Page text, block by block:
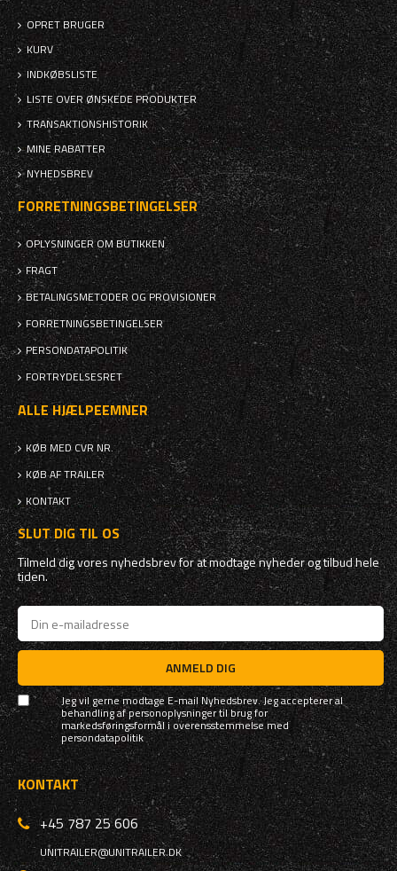
OPRET BRUGER
KURV
INDKØBSLISTE
LISTE OVER ØNSKEDE PRODUKTER
TRANSAKTIONSHISTORIK
MINE RABATTER
NYHEDSBREV
FORRETNINGSBETINGELSER
OPLYSNINGER OM BUTIKKEN
FRAGT
BETALINGSMETODER OG PROVISIONER
FORRETNINGSBETINGELSER
PERSONDATAPOLITIK
FORTRYDELSESRET
ALLE HJÆLPEEMNER
KØB MED CVR NR.
KØB AF TRAILER
KONTAKT
SLUT DIG TIL OS
Tilmeld dig vores nyhedsbrev for at modtage nyheder og tilbud hele
tiden.
ANMELD DIG
Jeg vil gerne modtage E-mail Nyhedsbrev. Jeg accepterer al
behandling af personoplysninger til brug for
markedsføringsformål i overensstemmelse med
persondatapolitik
KONTAKT
+45 787 25 606
UNITRAILER@UNITRAILER.DK